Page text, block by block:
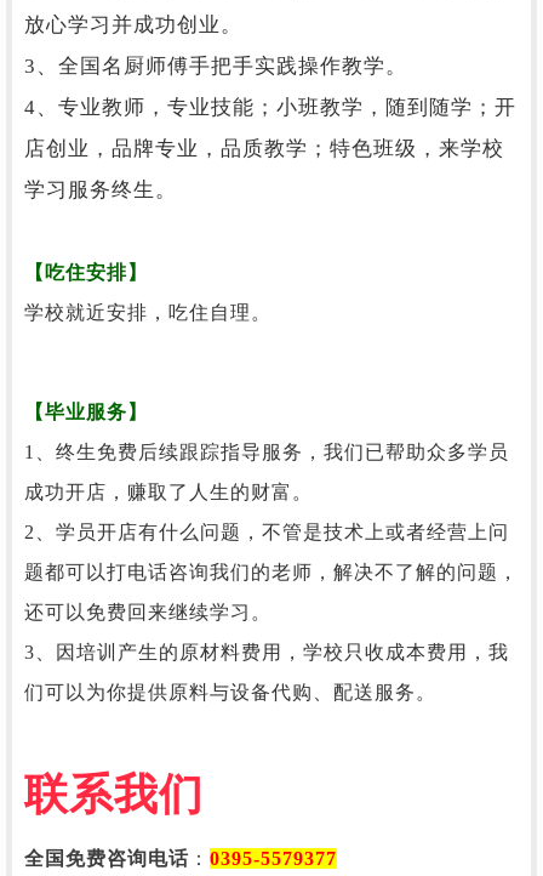
放心学习并成功创业。
3、全国名厨师傅手把手实践操作教学。
4、专业教师，专业技能；小班教学，随到随学；开
店创业，品牌专业，品质教学；特色班级，来学校
学习服务终生。
【吃住安排】
学校就近安排，吃住自理。
【毕业服务】
1、终生免费后续跟踪指导服务，我们已帮助众多学员
成功开店，赚取了人生的财富。
2、学员开店有什么问题，不管是技术上或者经营上问
题都可以打电话咨询我们的老师，解决不了解的问题，
还可以免费回来继续学习。
3、
因培训产生的原材料费用，学校只收成本费用
，我
们可以为你提供原料与设备代购、配送服务 。
联系我们
全国免费咨询电话 ： 0395-5579377